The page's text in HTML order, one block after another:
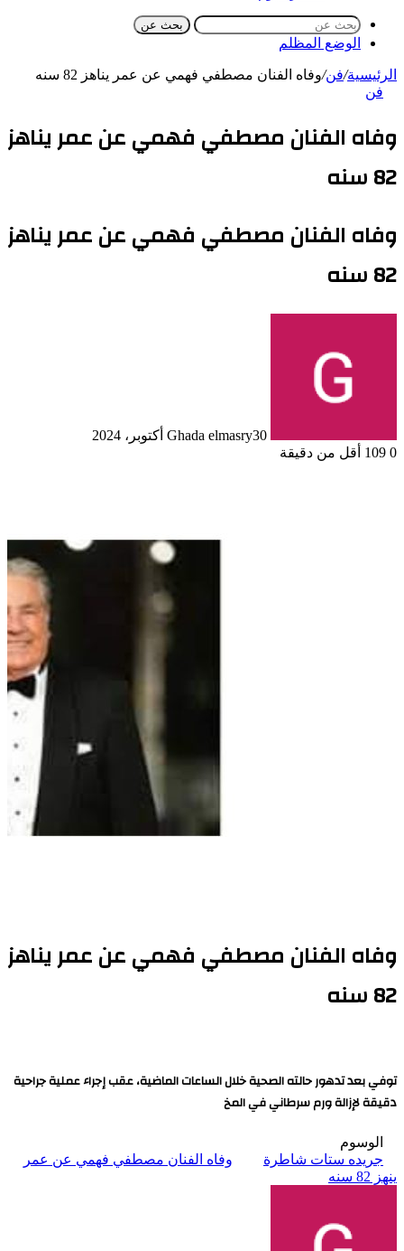
بحث عن
الوضع المظلم
الرئيسية/فن/وفاه الفنان مصطفي فهمي عن عمر يناهز 82 سنه
فن
وفاه الفنان مصطفي فهمي عن عمر يناهز
82 سنه
وفاه الفنان مصطفي فهمي عن عمر يناهز
82 سنه
Ghada elmasry30 أكتوبر، 2024
0
أقل من دقيقة
وفاه الفنان مصطفي فهمي عن عمر يناهز
82 سنه
توفي بعد تدهور حالته الصحية خلال الساعات الماضية، عقب إجراء عملية جراحية
دقيقة لإزالة ورم سرطاني في المخ
الوسوم
جريده ستات شاطرة
وفاه الفنان مصطفي فهمي عن عمر
ينهز 82 سنه